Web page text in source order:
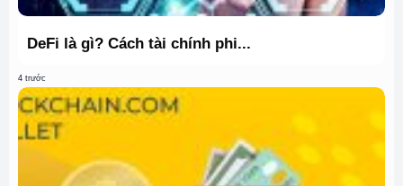
DeFi là gì? Cách tài chính phi...
4 trước